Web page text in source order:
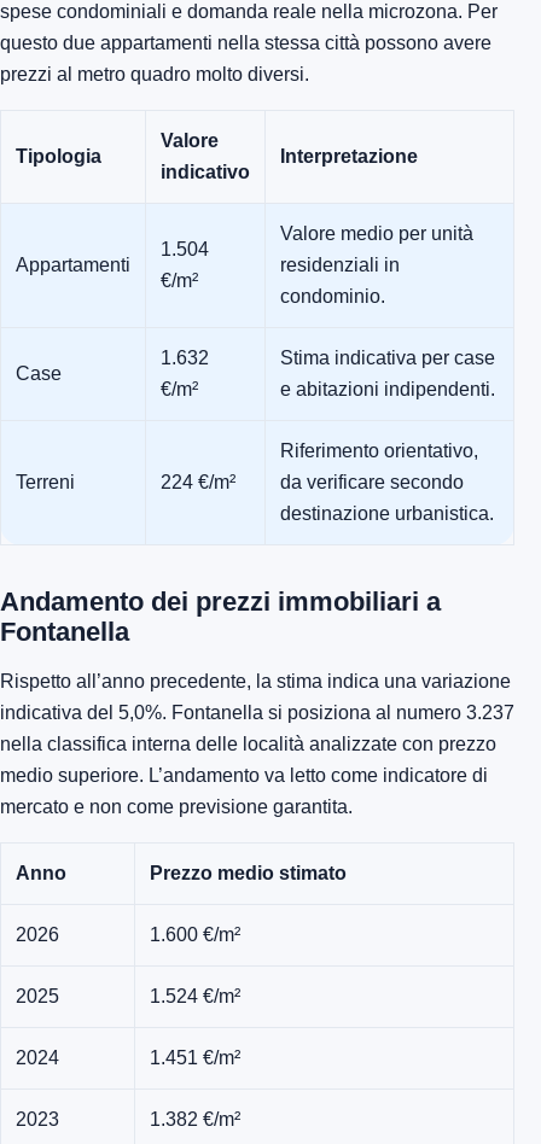
spese condominiali e domanda reale nella microzona. Per
questo due appartamenti nella stessa città possono avere
prezzi al metro quadro molto diversi.
Tipologia
Valore
indicativo
Interpretazione
Appartamenti
1.504
€/m²
Valore medio per unità
residenziali in
condominio.
Case
1.632
€/m²
Stima indicativa per case
e abitazioni indipendenti.
Terreni 224 €/m²
Riferimento orientativo,
da verificare secondo
destinazione urbanistica.
Andamento dei prezzi immobiliari a
Fontanella
Rispetto all’anno precedente, la stima indica una variazione
indicativa del 5,0%. Fontanella si posiziona al numero 3.237
nella classifica interna delle località analizzate con prezzo
medio superiore. L’andamento va letto come indicatore di
mercato e non come previsione garantita.
Anno Prezzo medio stimato
2026 1.600 €/m²
2025 1.524 €/m²
2024 1.451 €/m²
2023 1.382 €/m²